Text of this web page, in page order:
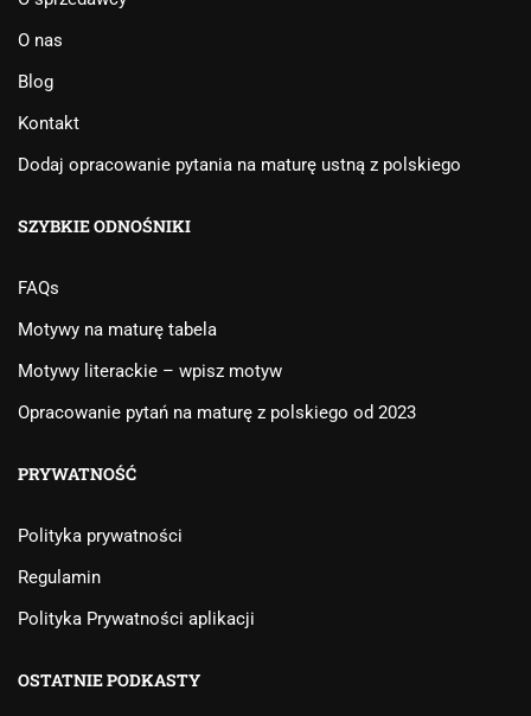
O nas
Blog
Kontakt
Dodaj opracowanie pytania na maturę ustną z polskiego
SZYBKIE ODNOŚNIKI
FAQs
Motywy na maturę tabela
Motywy literackie – wpisz motyw
Opracowanie pytań na maturę z polskiego od 2023
PRYWATNOŚĆ
Polityka prywatności
Regulamin
Polityka Prywatności aplikacji
OSTATNIE PODKASTY